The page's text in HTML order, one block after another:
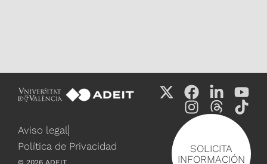
SOLICITA
INFORMACIÓN
Aviso legal
Política de Privacidad
© 2026 ADEIT